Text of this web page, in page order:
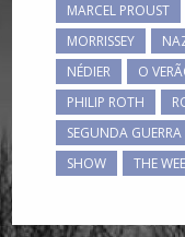
MARCEL PROUST
MORRISSEY
NÉDIER
O
PHILIP ROTH
SEGUNDA
SHOW
THE